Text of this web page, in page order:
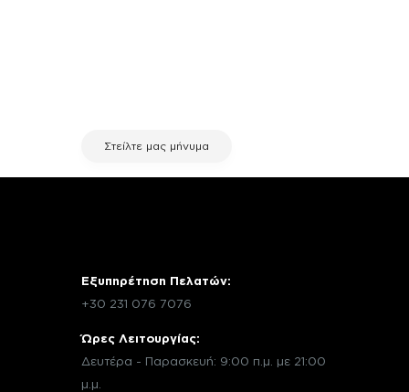
Στείλτε μας μήνυμα
Εξυπηρέτηση Πελατών:
+30 231 076 7076
Ώρες Λειτουργίας:
Δευτέρα - Παρασκευή: 9:00 π.μ. με 21:00
μ.μ.